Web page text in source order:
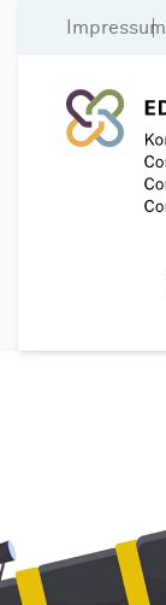
Impressum